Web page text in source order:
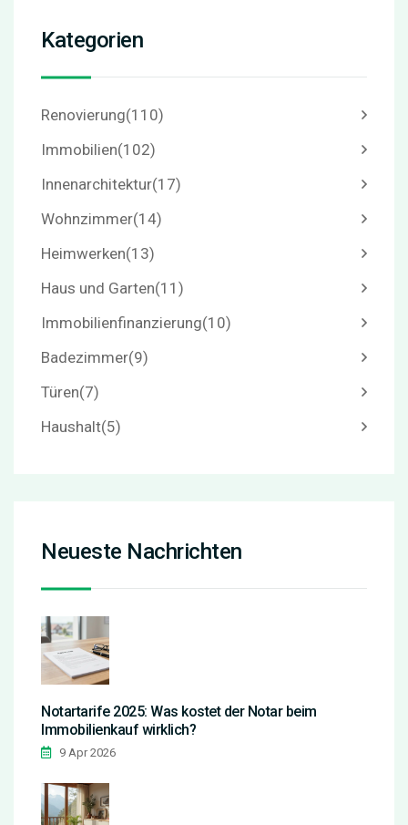
Kategorien
Renovierung(110)
Immobilien(102)
Innenarchitektur(17)
Wohnzimmer(14)
Heimwerken(13)
Haus und Garten(11)
Immobilienfinanzierung(10)
Badezimmer(9)
Türen(7)
Haushalt(5)
Neueste Nachrichten
Notartarife 2025: Was kostet der Notar beim
Immobilienkauf wirklich?
9 Apr 2026